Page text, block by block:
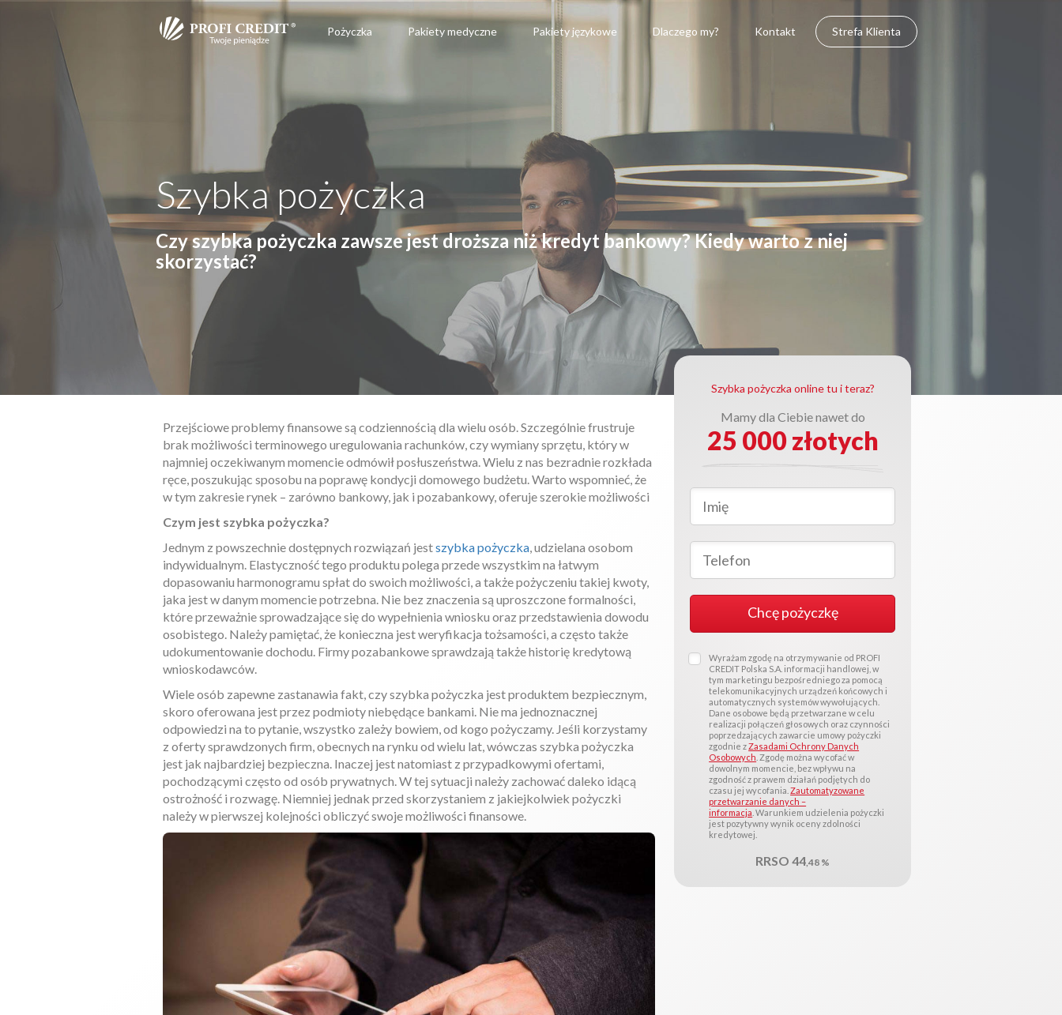
Pożyczka Pakiety medyczne Pakiety językowe Dlaczego my? Kontakt Strefa Klienta
Szybka pożyczka
Czy szybka pożyczka zawsze jest droższa niż kredyt bankowy? Kiedy warto z niej
skorzystać?
Szybka pożyczka online tu i teraz?
Mamy dla Ciebie nawet do
25 000 złotych
Chcę pożyczkę
Wyrażam zgodę na otrzymywanie od PROFI
CREDIT Polska S.A. informacji handlowej, w
tym marketingu bezpośredniego za pomocą
telekomunikacyjnych urządzeń końcowych i
automatycznych systemów wywołujących.
Dane osobowe będą przetwarzane w celu
realizacji połączeń głosowych oraz czynności
poprzedzających zawarcie umowy pożyczki
zgodnie zZasadami Ochrony Danych
Osobowych . Zgodę można wycofać w
dowolnym momencie, bez wpływu na
zgodność z prawem działań podjętych do
czasu jej wycofania.Zautomatyzowane
przetwarzanie danych –
informacja . Warunkiem udzielenia pożyczki
jest pozytywny wynik oceny zdolności
kredytowej.
RRSO 44,48 %
Przejściowe problemy finansowe są codziennością dla wielu osób. Szczególnie frustruje
brak możliwości terminowego uregulowania rachunków, czy wymiany sprzętu, który w
najmniej oczekiwanym momencie odmówił posłuszeństwa. Wielu z nas bezradnie rozkłada
ręce, poszukując sposobu na poprawę kondycji domowego budżetu. Warto wspomnieć, że
w tym zakresie rynek – zarówno bankowy, jak i pozabankowy, oferuje szerokie możliwości
Czym jest szybka pożyczka?
Jednym z powszechnie dostępnych rozwiązań jestszybka pożyczka, udzielana osobom
indywidualnym. Elastyczność tego produktu polega przede wszystkim na łatwym
dopasowaniu harmonogramu spłat do swoich możliwości, a także pożyczeniu takiej kwoty,
jaka jest w danym momencie potrzebna. Nie bez znaczenia są uproszczone formalności,
które przeważnie sprowadzające się do wypełnienia wniosku oraz przedstawienia dowodu
osobistego. Należy pamiętać, że konieczna jest weryfikacja tożsamości, a często także
udokumentowanie dochodu. Firmy pozabankowe sprawdzają także historię kredytową
wnioskodawców.
Wiele osób zapewne zastanawia fakt, czy szybka pożyczka jest produktem bezpiecznym,
skoro oferowana jest przez podmioty niebędące bankami. Nie ma jednoznacznej
odpowiedzi na to pytanie, wszystko zależy bowiem, od kogo pożyczamy. Jeśli korzystamy
z oferty sprawdzonych firm, obecnych na rynku od wielu lat, wówczas szybka pożyczka
jest jak najbardziej bezpieczna. Inaczej jest natomiast z przypadkowymi ofertami,
pochodzącymi często od osób prywatnych. W tej sytuacji należy zachować daleko idącą
ostrożność i rozwagę. Niemniej jednak przed skorzystaniem z jakiejkolwiek pożyczki
należy w pierwszej kolejności obliczyć swoje możliwości finansowe.